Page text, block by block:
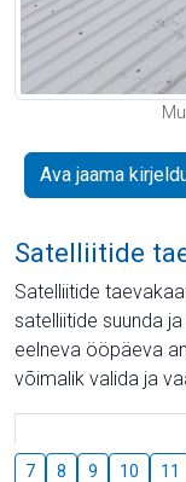
Ava jaama
Satelliitide
Satelliitide
satelliitide suunda
eelneva ööpäeva
võimalik valida ja
7 8 9 10 11